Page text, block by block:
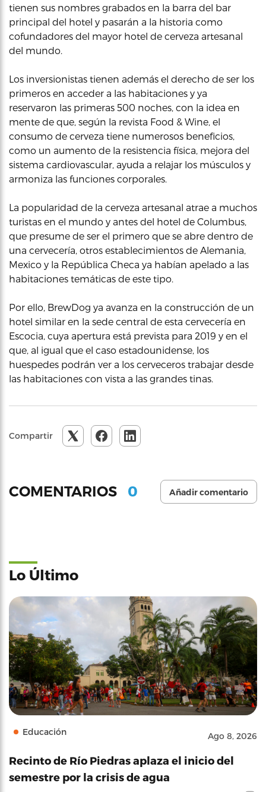
tienen sus nombres grabados en la barra del bar
principal del hotel y pasarán a la historia como
cofundadores del mayor hotel de cerveza artesanal
del mundo.
Los inversionistas tienen además el derecho de ser los
primeros en acceder a las habitaciones y ya
reservaron las primeras 500 noches, con la idea en
mente de que, según la revista Food & Wine, el
consumo de cerveza tiene numerosos beneficios,
como un aumento de la resistencia física, mejora del
sistema cardiovascular, ayuda a relajar los músculos y
armoniza las funciones corporales.
La popularidad de la cerveza artesanal atrae a muchos
turistas en el mundo y antes del hotel de Columbus,
que presume de ser el primero que se abre dentro de
una cervecería, otros establecimientos de Alemania,
Mexico y la República Checa ya habían apelado a las
habitaciones temáticas de este tipo.
Por ello, BrewDog ya avanza en la construcción de un
hotel similar en la sede central de esta cervecería en
Escocia, cuya apertura está prevista para 2019 y en el
que, al igual que el caso estadounidense, los
huespedes podrán ver a los cerveceros trabajar desde
las habitaciones con vista a las grandes tinas.
Compartir
COMENTARIOS 0 Añadir comentario
Lo Último
Educación Ago 8, 2026
Recinto de Río Piedras aplaza el inicio del
semestre por la crisis de agua